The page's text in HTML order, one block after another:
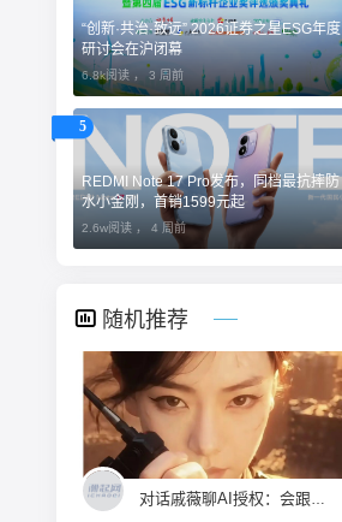
“创新·共治·致远” 2026证券之星ESG年度
研讨会在沪闭幕
6.8k阅读 ， 3 周前
5
REDMI Note 17 Pro发布，同档最抗摔防
水小金刚，首销1599元起
2.6w阅读 ， 4 周前
随机推荐